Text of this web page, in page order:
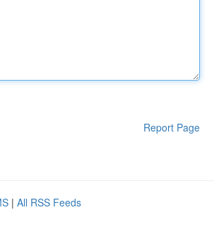
Report Page
| All RSS Feeds